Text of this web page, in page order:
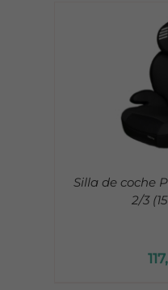
Silla de coche
2/3